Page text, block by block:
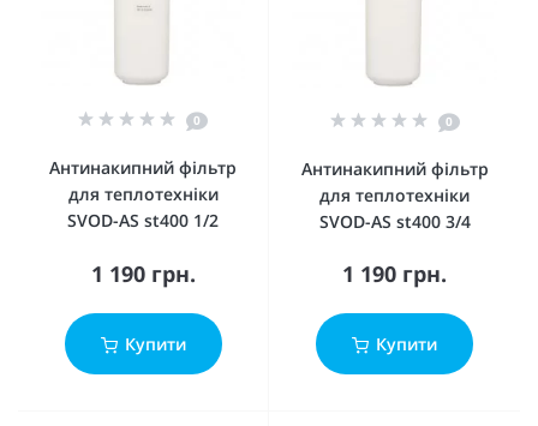
0
Антинакипний фільтр
для теплотехніки
SVOD-AS st400 1/2
1 190 грн.
Купити
0
Антинакипний фільтр
для теплотехніки
SVOD-AS st400 3/4
1 190 грн.
Купити